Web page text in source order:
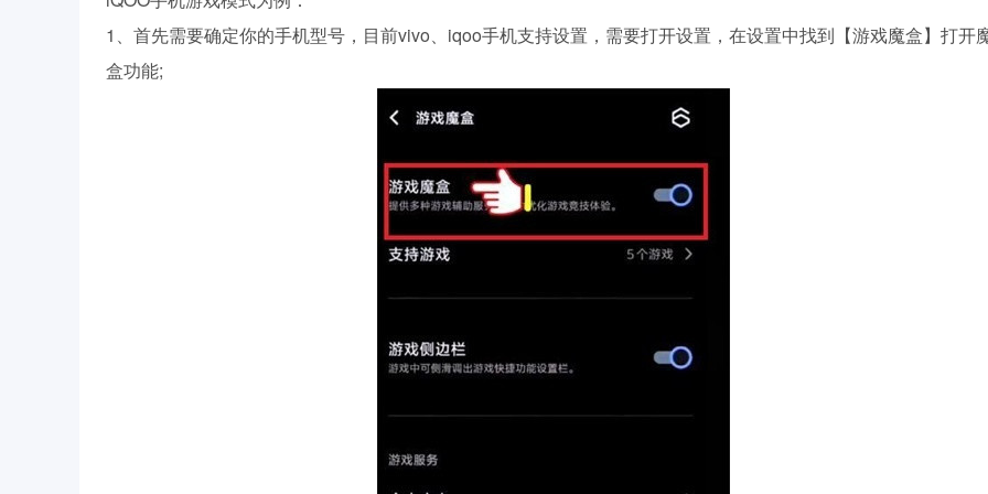
1、首先需要确定你的手机型号，目前vivo、iqoo手机支持设置，需要打开设置，在设置中找到【游戏魔盒】打开
盒功能;